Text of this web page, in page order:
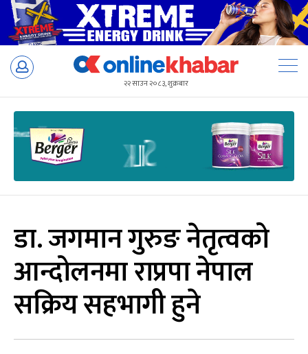
Skip
२२ साउन २०८३, शुक्रबार
डा. जगमान गुरुङ नेतृत्वको
आन्दोलनमा राप्रपा नेपाल
सक्रिय सहभागी हुने